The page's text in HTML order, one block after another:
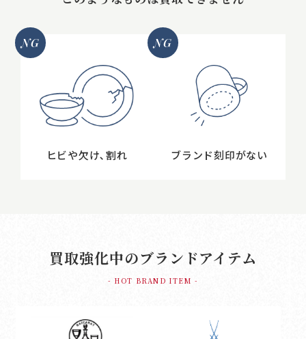
NG
ヒビや欠け､割れ
NG
ブランド刻印がない
買取強化中のブランドアイテム
- HOT BRAND ITEM -